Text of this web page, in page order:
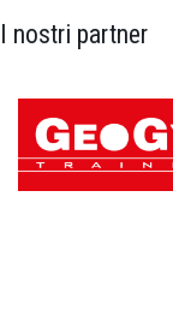
I nostri partner